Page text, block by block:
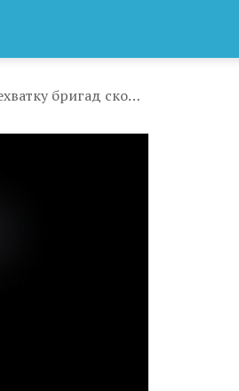
«Нас встречают с камерами и матами»: курганские медики пожаловались на нехватку бригад скорой помощи, но в Депздраве региона информацию назвали фейком